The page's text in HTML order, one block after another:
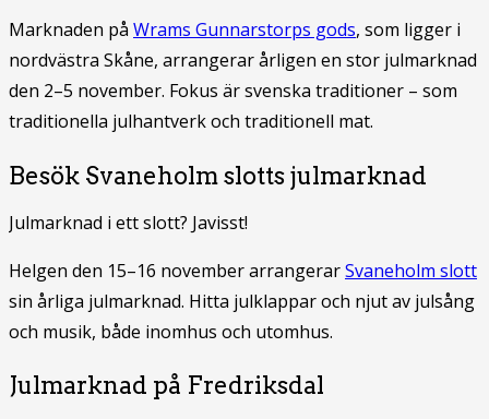
Marknaden på Wrams Gunnarstorps gods, som ligger i
nordvästra Skåne, arrangerar årligen en stor julmarknad
den 2–5 november. Fokus är svenska traditioner – som
traditionella julhantverk och traditionell mat.
Besök Svaneholm slotts julmarknad
Julmarknad i ett slott? Javisst!
Helgen den 15–16 november arrangerarSvaneholm slott
sin årliga julmarknad. Hitta julklappar och njut av julsång
och musik, både inomhus och utomhus.
Julmarknad på Fredriksdal